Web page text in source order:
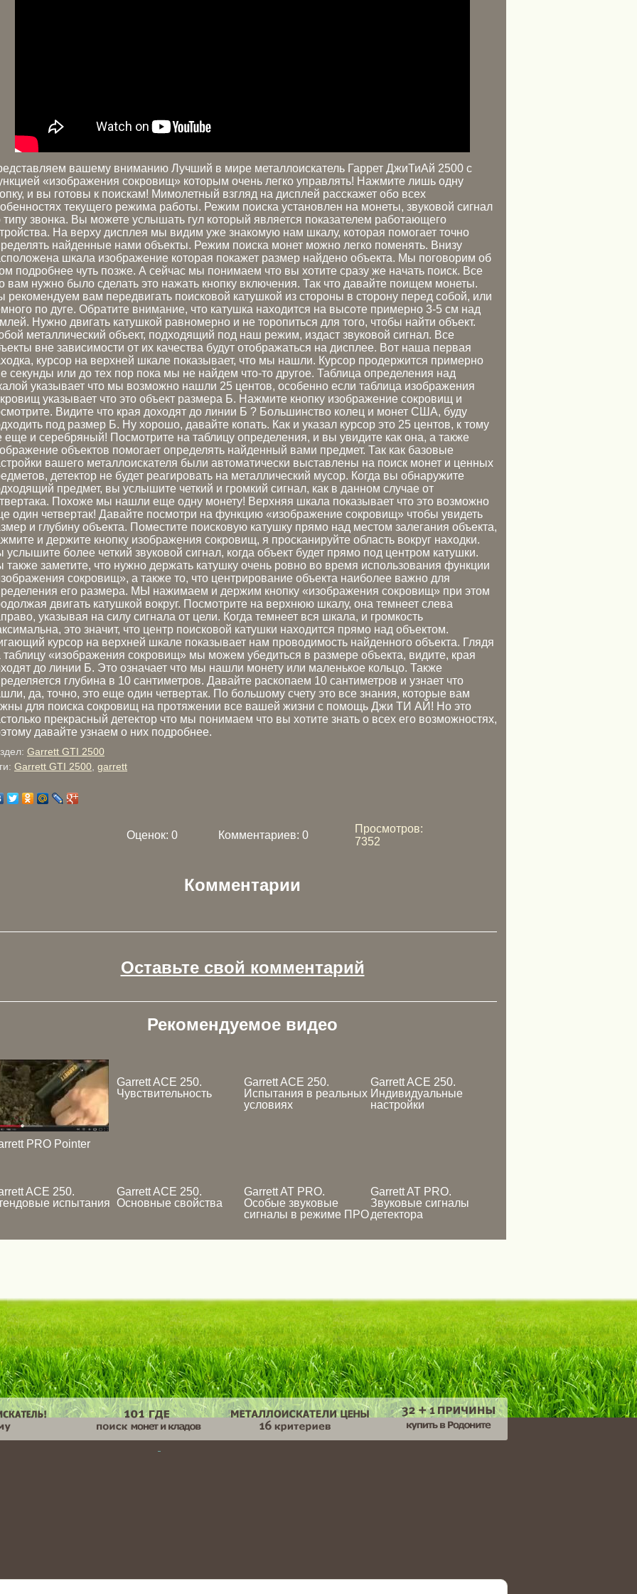
вашему вниманию Лучший в мире металлоискатель Гаррет ДжиТиАй 2500 с
«изображения сокровищ» которым очень легко управлять! Нажмите лишь одну
и вы готовы к поискам! Мимолетный взгляд на дисплей расскажет обо всех
текущего режима работы. Режим поиска установлен на монеты, звуковой сигнал
типу звонка. Вы можете услышать гул который является показателем работающего
На верху дисплея мы видим уже знакомую нам шкалу, которая помогает точно
найденные нами объекты. Режим поиска монет можно легко поменять. Внизу
шкала изображение которая покажет размер найдено объекта. Мы поговорим об
подробнее чуть позже. А сейчас мы понимаем что вы хотите сразу же начать поиск. Все
вам нужно было сделать это нажать кнопку включения. Так что давайте поищем монеты.
рекомендуем вам передвигать поисковой катушкой из стороны в сторону перед собой, или
по дуге. Обратите внимание, что катушка находится на высоте примерно 3-5 см над
Нужно двигать катушкой равномерно и не торопиться для того, чтобы найти объект.
металлический объект, подходящий под наш режим, издаст звуковой сигнал. Все
вне зависимости от их качества будут отображаться на дисплее. Вот наша первая
курсор на верхней шкале показывает, что мы нашли. Курсор продержится примерно
секунды или до тех пор пока мы не найдем что-то другое. Таблица определения над
указывает что мы возможно нашли 25 центов, особенно если таблица изображения
указывает что это объект размера Б. Нажмите кнопку изображение сокровищ и
Видите что края доходят до линии Б ? Большинство колец и монет США, буду
под размер Б. Ну хорошо, давайте копать. Как и указал курсор это 25 центов, к тому
еще и серебряный! Посмотрите на таблицу определения, и вы увидите как она, а также
объектов помогает определять найденный вами предмет. Так как базовые
вашего металлоискателя были автоматически выставлены на поиск монет и ценных
детектор не будет реагировать на металлический мусор. Когда вы обнаружите
предмет, вы услышите четкий и громкий сигнал, как в данном случае от
Похоже мы нашли еще одну монету! Верхняя шкала показывает что это возможно
один четвертак! Давайте посмотри на функцию «изображение сокровищ» чтобы увидеть
и глубину объекта. Поместите поисковую катушку прямо над местом залегания объекта,
и держите кнопку изображения сокровищ, я просканируйте область вокруг находки.
услышите более четкий звуковой сигнал, когда объект будет прямо под центром катушки.
также заметите, что нужно держать катушку очень ровно во время использования функции
сокровищ», а также то, что центрирование объекта наиболее важно для
его размера. МЫ нажимаем и держим кнопку «изображения сокровищ» при этом
двигать катушкой вокруг. Посмотрите на верхнюю шкалу, она темнеет слева
указывая на силу сигнала от цели. Когда темнеет вся шкала, и громкость
это значит, что центр поисковой катушки находится прямо над объектом.
курсор на верхней шкале показывает нам проводимость найденного объекта. Глядя
таблицу «изображения сокровищ» мы можем убедиться в размере объекта, видите, края
до линии Б. Это означает что мы нашли монету или маленькое кольцо. Также
глубина в 10 сантиметров. Давайте раскопаем 10 сантиметров и узнает что
да, точно, это еще один четвертак. По большому счету это все знания, которые вам
для поиска сокровищ на протяжении все вашей жизни с помощь Джи ТИ АЙ! Но это
прекрасный детектор что мы понимаем что вы хотите знать о всех его возможностях,
давайте узнаем о них подробнее.
Garrett GTI 2500
Garrett GTI 2500 garrett
Оценок: 0 Комментариев: 0
Просмотров:
7352
Комментарии
Оставьте свой комментарий
Рекомендуемое видео
PRO Pointer
Garrett ACE 250.
Чувствительность
Garrett ACE 250.
Испытания в реальных
условиях
Garrett ACE 250.
Индивидуальные
настройки
ACE 250.
испытания
Garrett ACE 250.
Основные свойства
Garrett AT PRO.
Особые звуковые
сигналы в режиме ПРО
Garrett AT PRO.
Звуковые сигналы
детектора